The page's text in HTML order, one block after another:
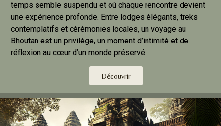
temps semble suspendu et où chaque rencontre devient
une expérience profonde. Entre lodges élégants, treks
contemplatifs et cérémonies locales, un voyage au
Bhoutan est un privilège, un moment d’intimité et de
réflexion au cœur d’un monde préservé.
Découvrir